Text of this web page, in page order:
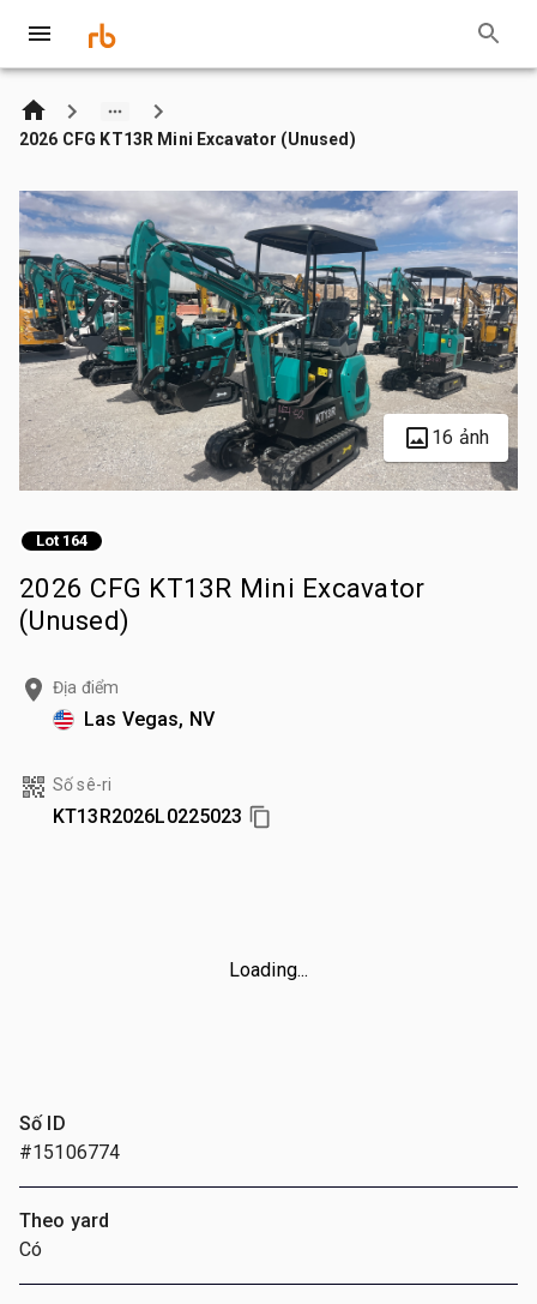
2026 CFG KT13R Mini Excavator (Unused)
16 ảnh
Lot 164
2026 CFG KT13R Mini Excavator
(Unused)
Địa điểm
Las Vegas, NV
Số sê-ri
KT13R2026L0225023
Loading...
Số ID
#15106774
Theo yard
Có